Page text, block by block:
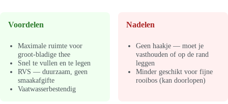
Voordelen
Maximale ruimte voor
groot-bladige thee
Snel te vullen en te legen
RVS — duurzaam, geen
smaakafgifte
Vaatwasserbestendig
Nadelen
Geen haakje — moet je
vasthouden of op de rand
leggen
Minder geschikt voor fijne
rooibos (kan doorlopen)